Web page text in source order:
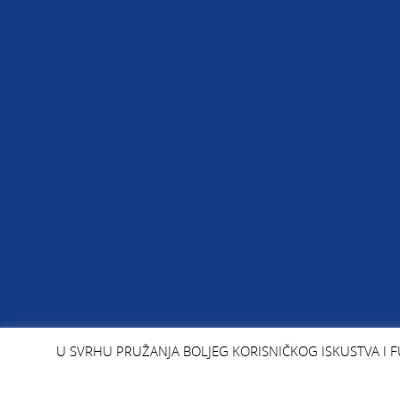
U SVRHU PRUŽANJA BOLJEG KORISNIČKOG ISKUSTVA I